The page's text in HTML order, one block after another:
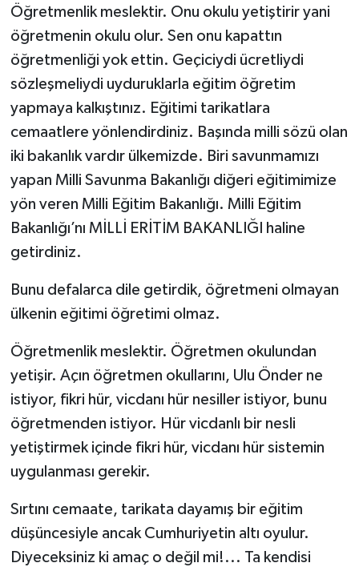
Öğretmenlik meslektir. Onu okulu yetiştirir yani
öğretmenin okulu olur. Sen onu kapattın
öğretmenliği yok ettin. Geçiciydi ücretliydi
sözleşmeliydi uyduruklarla eğitim öğretim
yapmaya kalkıştınız. Eğitimi tarikatlara
cemaatlere yönlendirdiniz. Başında milli sözü olan
iki bakanlık vardır ülkemizde. Biri savunmamızı
yapan Milli Savunma Bakanlığı diğeri eğitimimize
yön veren Milli Eğitim Bakanlığı. Milli Eğitim
Bakanlığı’nı MİLLİ ERİTİM BAKANLIĞI haline
getirdiniz.
Bunu defalarca dile getirdik, öğretmeni olmayan
ülkenin eğitimi öğretimi olmaz.
Öğretmenlik meslektir. Öğretmen okulundan
yetişir. Açın öğretmen okullarını, Ulu Önder ne
istiyor, fikri hür, vicdanı hür nesiller istiyor, bunu
öğretmenden istiyor. Hür vicdanlı bir nesli
yetiştirmek içinde fikri hür, vicdanı hür sistemin
uygulanması gerekir.
Sırtını cemaate, tarikata dayamış bir eğitim
düşüncesiyle ancak Cumhuriyetin altı oyulur.
Diyeceksiniz ki amaç o değil mi!... Ta kendisi